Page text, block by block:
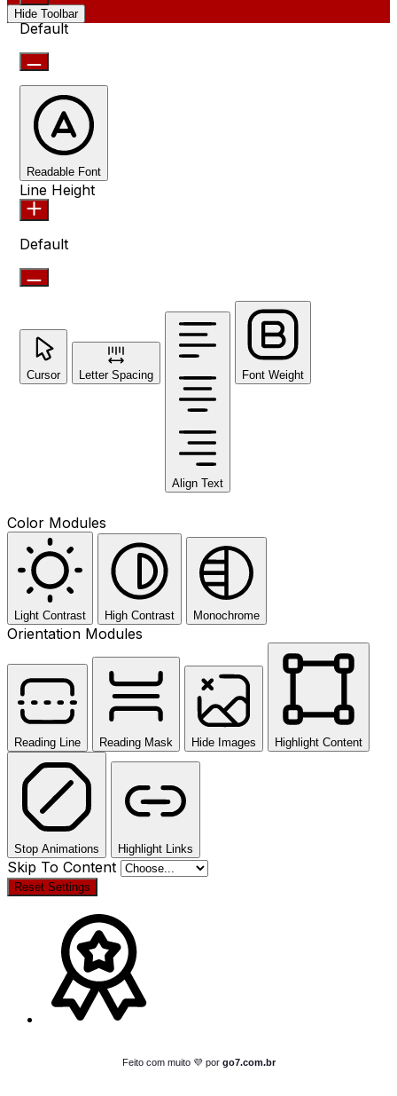
Hide Toolbar
Default
Readable Font
Line Height
Default
Cursor Letter Spacing
Align Text
Font Weight
Color Modules
Light Contrast High Contrast Monochrome
Orientation Modules
Reading Line Reading Mask Hide Images Highlight Content
Stop Animations Highlight Links
Skip To Content
Reset Settings
Feito com muito 💜 por go7.com.br